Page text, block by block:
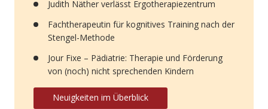
Judith Näther verlässt Ergotherapiezentrum
Fachtherapeutin für kognitives Training nach der
Stengel-Methode
Jour Fixe – Pädiatrie: Therapie und Förderung
von (noch) nicht sprechenden Kindern
Neuigkeiten im Überblick